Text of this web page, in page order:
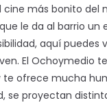
cine más bonito del
le da al barrio un
aquí puedes
El Ochoymedio
te ofrece mucha
se proyectan